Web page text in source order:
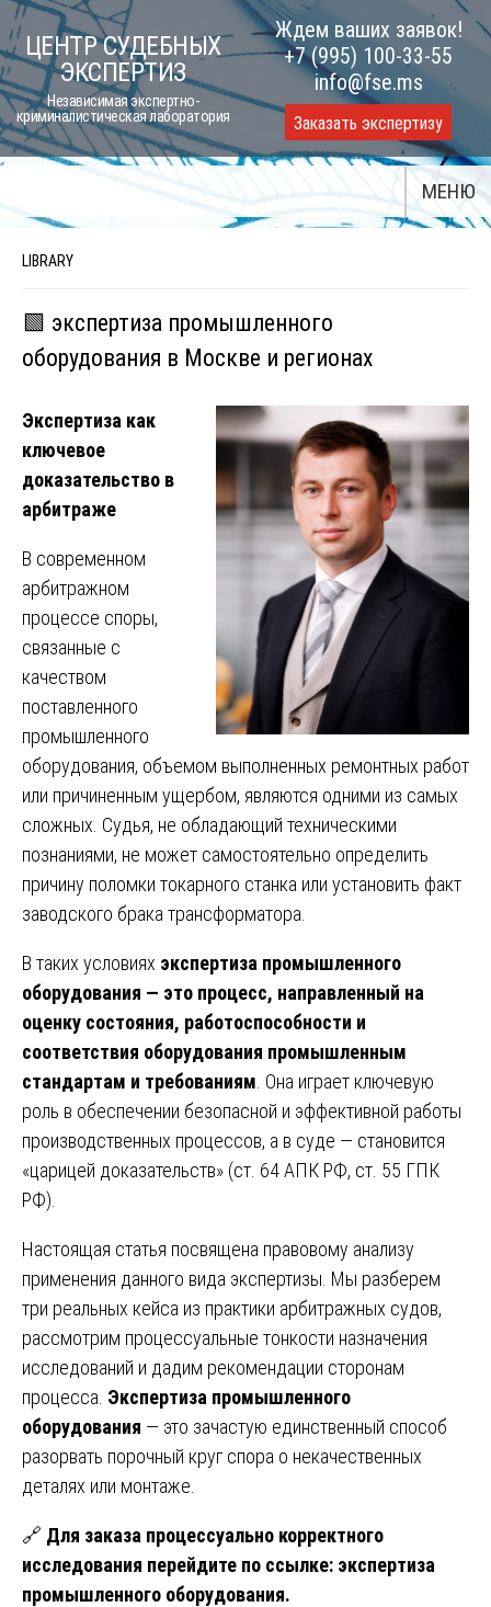
Skip
to
content
ЦЕНТР СУДЕБНЫХ
ЭКСПЕРТИЗ
Независимая экспертно-
криминалистическая лаборатория
Ждем ваших заявок!
+7 (995) 100-33-55
info@fse.ms
Заказать экспертизу
МЕНЮ
LIBRARY
🟩 экспертиза промышленного
оборудования в Москве и регионах
Экспертиза как
ключевое
доказательство в
арбитраже
В современном
арбитражном
процессе споры,
связанные с
качеством
поставленного
промышленного
оборудования, объемом выполненных ремонтных работ
или причиненным ущербом, являются одними из самых
сложных. Судья, не обладающий техническими
познаниями, не может самостоятельно определить
причину поломки токарного станка или установить факт
заводского брака трансформатора.
В таких условиях экспертиза промышленного
оборудования — это процесс, направленный на
оценку состояния, работоспособности и
соответствия оборудования промышленным
стандартам и требованиям . Она играет ключевую
роль в обеспечении безопасной и эффективной работы
производственных процессов, а в суде — становится
«царицей доказательств» (ст. 64 АПК РФ, ст. 55 ГПК
РФ).
Настоящая статья посвящена правовому анализу
применения данного вида экспертизы. Мы разберем
три реальных кейса из практики арбитражных судов,
рассмотрим процессуальные тонкости назначения
исследований и дадим рекомендации сторонам
процесса. Экспертиза промышленного
оборудования — это зачастую единственный способ
разорвать порочный круг спора о некачественных
деталях или монтаже.
🔗 Для заказа процессуально корректного
исследования перейдите по ссылке: экспертиза
промышленного оборудования.